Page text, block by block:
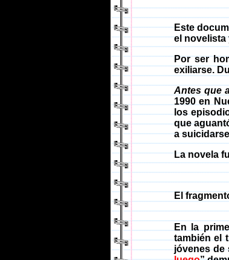
Este
el novelista
Por ser
exiliarse.
Antes que
1990 en
los
que
a
La novela
El
En la
también el
jóvenes de